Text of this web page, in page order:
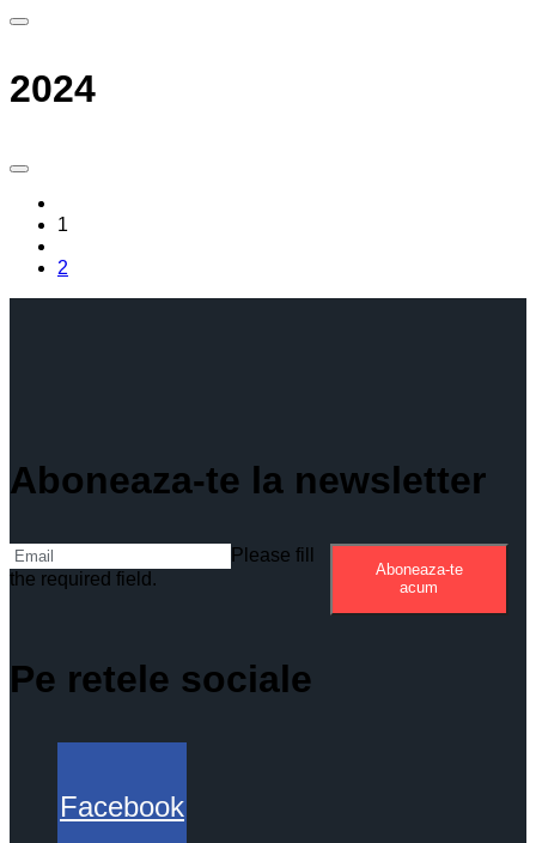
2024
1
2
Aboneaza-te la newsletter
Please fill
the required field.
Aboneaza-te
acum
Pe retele sociale
Facebook